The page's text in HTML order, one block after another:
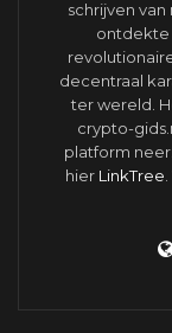
schrijven
ontdekte
decentraal
ter wereld.
crypto-
platform
hier LinkTree